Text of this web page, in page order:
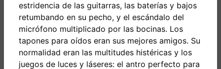
estridencia de las guitarras, las baterías y bajos
retumbando en su pecho, y el escándalo del
micrófono multiplicado por las bocinas. Los
tapones para oídos eran sus mejores amigos. Su
normalidad eran las multitudes histéricas y los
juegos de luces y láseres: el antro perfecto para